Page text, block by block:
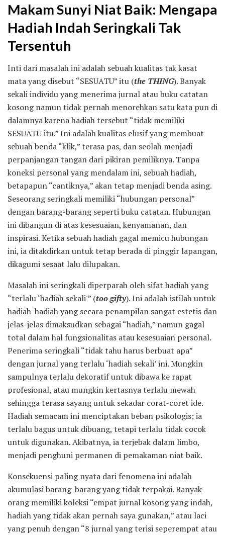
Makam Sunyi Niat Baik: Mengapa
Hadiah Indah Seringkali Tak
Tersentuh
Inti dari masalah ini adalah sebuah kualitas tak kasat
mata yang disebut “SESUATU” itu (the THING). Banyak
sekali individu yang menerima jurnal atau buku catatan
kosong namun tidak pernah menorehkan satu kata pun di
dalamnya karena hadiah tersebut “tidak memiliki
SESUATU itu.” Ini adalah kualitas elusif yang membuat
sebuah benda “klik,” terasa pas, dan seolah menjadi
perpanjangan tangan dari pikiran pemiliknya. Tanpa
koneksi personal yang mendalam ini, sebuah hadiah,
betapapun “cantiknya,” akan tetap menjadi benda asing.
Seseorang seringkali memiliki “hubungan personal”
dengan barang-barang seperti buku catatan. Hubungan
ini dibangun di atas kesesuaian, kenyamanan, dan
inspirasi. Ketika sebuah hadiah gagal memicu hubungan
ini, ia ditakdirkan untuk tetap berada di pinggir lapangan,
dikagumi sesaat lalu dilupakan.
Masalah ini seringkali diperparah oleh sifat hadiah yang
“terlalu ‘hadiah sekali'” (too gifty). Ini adalah istilah untuk
hadiah-hadiah yang secara penampilan sangat estetis dan
jelas-jelas dimaksudkan sebagai “hadiah,” namun gagal
total dalam hal fungsionalitas atau kesesuaian personal.
Penerima seringkali “tidak tahu harus berbuat apa”
dengan jurnal yang terlalu ‘hadiah sekali’ ini. Mungkin
sampulnya terlalu dekoratif untuk dibawa ke rapat
profesional, atau mungkin kertasnya terlalu mewah
sehingga terasa sayang untuk sekadar corat-coret ide.
Hadiah semacam ini menciptakan beban psikologis; ia
terlalu bagus untuk dibuang, tetapi terlalu tidak cocok
untuk digunakan. Akibatnya, ia terjebak dalam limbo,
menjadi penghuni permanen di pemakaman niat baik.
Konsekuensi paling nyata dari fenomena ini adalah
akumulasi barang-barang yang tidak terpakai. Banyak
orang memiliki koleksi “empat jurnal kosong yang indah,
hadiah yang tidak akan pernah saya gunakan,” atau laci
yang penuh dengan “8 jurnal yang terisi seperempat atau